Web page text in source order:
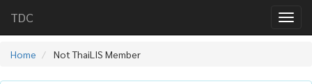
TDC
Home Not ThaiLIS Member